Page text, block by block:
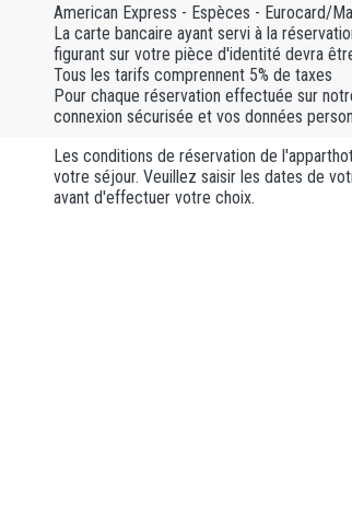
American Express - Espèces - Eurocard/
La carte bancaire ayant servi à la
figurant sur votre pièce d'identité devra
Tous les tarifs comprennent 5% de taxes
Pour chaque réservation effectuée sur
connexion sécurisée et vos données
Les conditions de réservation de
votre séjour. Veuillez saisir les dates de
avant d'effectuer votre choix.